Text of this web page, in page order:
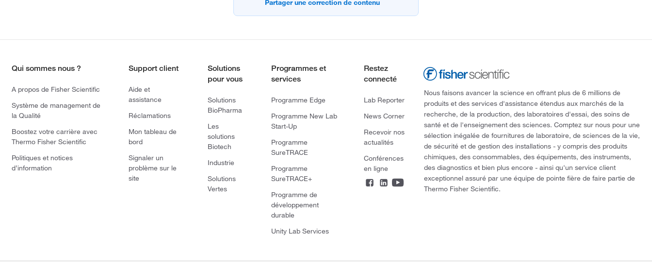
Qui sommes nous ?
A propos de Fisher Scientific
Système de management de
la Qualité
Boostez votre carrière avec
Thermo Fisher Scientific
Politiques et notices
d’information
Support client
Aide et
assistance
Réclamations
Mon tableau de
bord
Signaler un
problème sur le
site
Solutions
pour vous
Solutions
BioPharma
Les
solutions
Biotech
Industrie
Solutions
Vertes
Programmes et
services
Programme Edge
Programme New Lab
Start-Up
Programme
SureTRACE
Programme
SureTRACE+
Programme de
développement
durable
Unity Lab Services
Restez
connecté
Lab Reporter
News Corner
Recevoir nos
actualités
Conférences
en ligne
Nous faisons avancer la science en offrant plus de 6 millions de
produits et des services d'assistance étendus aux marchés de la
recherche, de la production, des laboratoires d'essai, des soins de
santé et de l'enseignement des sciences. Comptez sur nous pour une
sélection inégalée de fournitures de laboratoire, de sciences de la vie,
de sécurité et de gestion des installations - y compris des produits
chimiques, des consommables, des équipements, des instruments,
des diagnostics et bien plus encore - ainsi qu'un service client
exceptionnel assuré par une équipe de pointe fière de faire partie de
Thermo Fisher Scientific.